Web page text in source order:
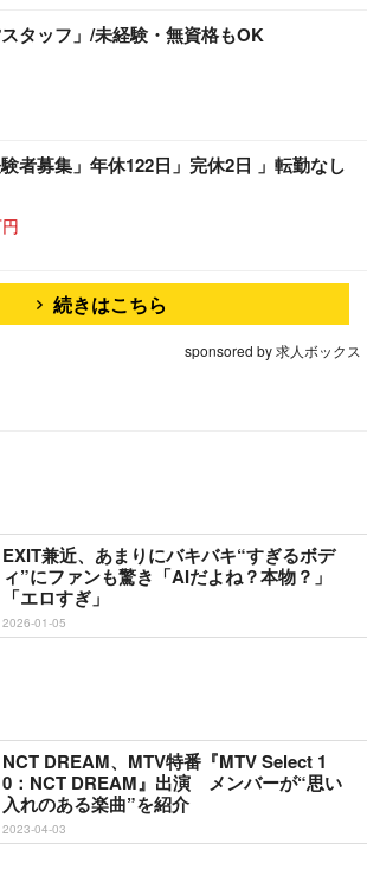
スタッフ」/未経験・無資格もOK
験者募集」年休122日」完休2日 」転勤なし
続きはこちら
sponsored by 求人ボックス
EXIT兼近、あまりにバキバキ“すぎるボデ
ィ”にファンも驚き「AIだよね？本物？」
「エロすぎ」
2026-01-05
NCT DREAM、MTV特番『MTV Select 1
0：NCT DREAM』出演 メンバーが“思い
入れのある楽曲”を紹介
2023-04-03